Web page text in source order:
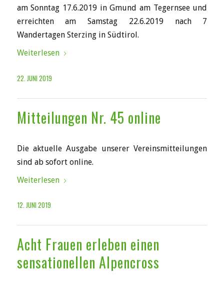
am Sonntag 17.6.2019 in Gmund am Tegernsee und
erreichten am Samstag 22.6.2019 nach 7
Wandertagen Sterzing in Südtirol.
Weiterlesen
22. JUNI 2019
Mitteilungen Nr. 45 online
Die aktuelle Ausgabe unserer Vereinsmitteilungen
sind ab sofort online.
Weiterlesen
12. JUNI 2019
Acht Frauen erleben einen
sensationellen Alpencross